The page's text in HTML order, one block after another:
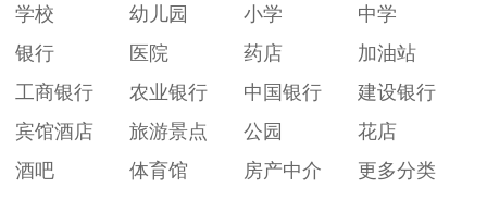
学校
幼儿园 小学
中学
银行
医院 药店
加油站
工商银行
农业银行 中国银行
建设银行
宾馆酒店
旅游景点 公园
花店
酒吧
体育馆 房产中介 更多分类